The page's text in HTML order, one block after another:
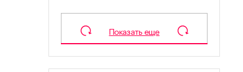
Показать еще